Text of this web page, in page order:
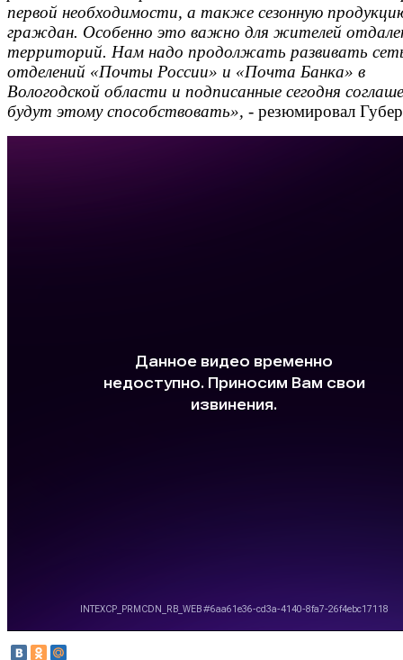
первой необходимости, а также сезонную
граждан. Особенно это важно для жителей
территорий. Нам надо продолжать развивать
отделений «Почты России» и «Почта Банка» в
Вологодской области и подписанные сегодня
будут этому способствовать», - резюмировал